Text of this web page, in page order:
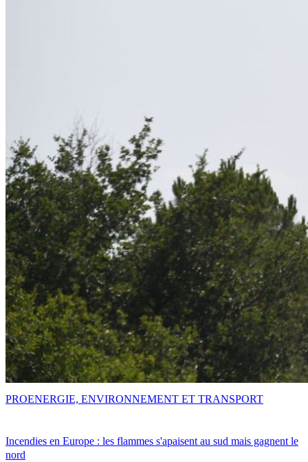
Incendies en Europe : les flammes s'apaisent au sud mais gagnent le
nord
PROENERGIE, ENVIRONNEMENT ET TRANSPORT